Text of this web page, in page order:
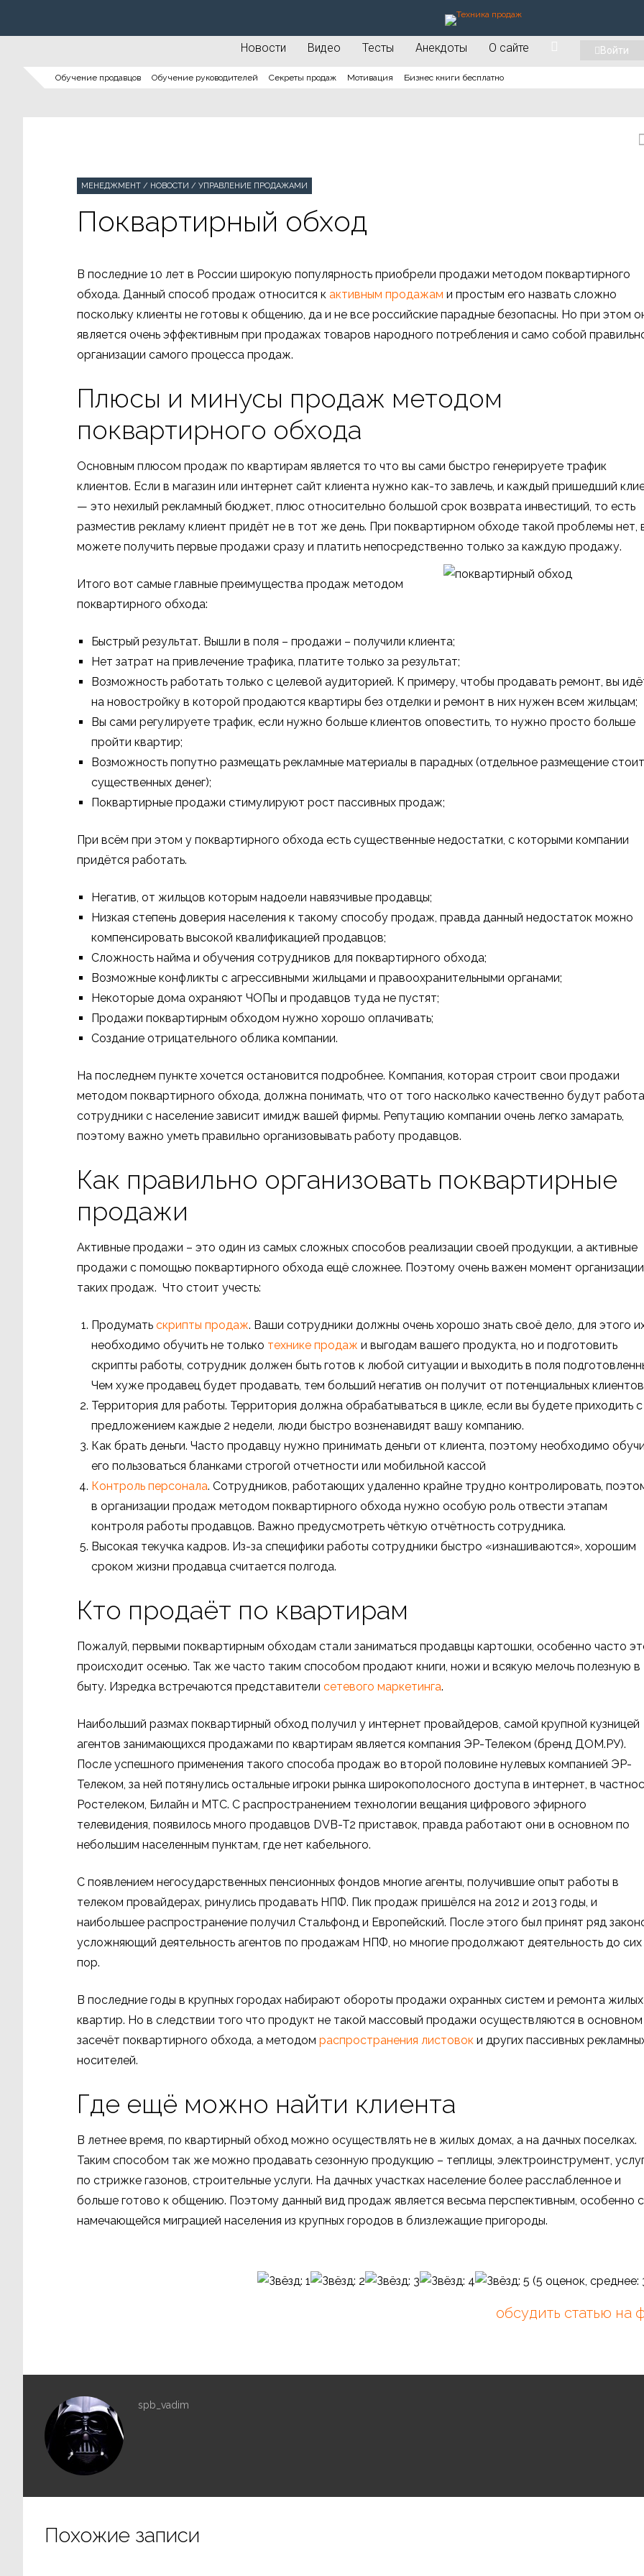
Новости Видео Тесты Анекдоты О сайте Войти
Обучение продавцов Обучение руководителей Секреты продаж Мотивация Бизнес книги бесплатно
МЕНЕДЖМЕНТ / НОВОСТИ / УПРАВЛЕНИЕ ПРОДАЖАМИ
Поквартирный обход
В последние 10 лет в России широкую популярность приобрели продажи методом поквартирного
обхода. Данный способ продаж относится к активным продажам и простым его назвать сложно
поскольку клиенты не готовы к общению, да и не все российские парадные безопасны. Но при этом
является очень эффективным при продажах товаров народного потребления и само собой
организации самого процесса продаж.
Плюсы и минусы продаж методом
поквартирного обхода
Основным плюсом продаж по квартирам является то что вы сами быстро генерируете трафик
клиентов. Если в магазин или интернет сайт клиента нужно как-то завлечь, и каждый пришедший
— это нехилый рекламный бюджет, плюс относительно большой срок возврата инвестиций, то есть
разместив рекламу клиент придёт не в тот же день. При поквартирном обходе такой проблемы нет,
можете получить первые продажи сразу и платить непосредственно только за каждую продажу.
Итого вот самые главные преимущества продаж методом
поквартирного обхода:
Быстрый результат. Вышли в поля – продажи – получили клиента;
Нет затрат на привлечение трафика, платите только за результат;
Возможность работать только с целевой аудиторией. К примеру, чтобы продавать ремонт, вы
на новостройку в которой продаются квартиры без отделки и ремонт в них нужен всем жильцам;
Вы сами регулируете трафик, если нужно больше клиентов оповестить, то нужно просто больше
пройти квартир;
Возможность попутно размещать рекламные материалы в парадных (отдельное размещение стоит
существенных денег);
Поквартирные продажи стимулируют рост пассивных продаж;
При всём при этом у поквартирного обхода есть существенные недостатки, с которыми компании
придётся работать.
Негатив, от жильцов которым надоели навязчивые продавцы;
Низкая степень доверия населения к такому способу продаж, правда данный недостаток можно
компенсировать высокой квалификацией продавцов;
Сложность найма и обучения сотрудников для поквартирного обхода;
Возможные конфликты с агрессивными жильцами и правоохранительными органами;
Некоторые дома охраняют ЧОПы и продавцов туда не пустят;
Продажи поквартирным обходом нужно хорошо оплачивать;
Создание отрицательного облика компании.
На последнем пункте хочется остановится подробнее. Компания, которая строит свои продажи
методом поквартирного обхода, должна понимать, что от того насколько качественно будут
сотрудники с население зависит имидж вашей фирмы. Репутацию компании очень легко замарать,
поэтому важно уметь правильно организовывать работу продавцов.
Как правильно организовать поквартирные
продажи
Активные продажи – это один из самых сложных способов реализации своей продукции, а активные
продажи с помощью поквартирного обхода ещё сложнее. Поэтому очень важен момент организации
таких продаж. Что стоит учесть:
Продумать скрипты продаж. Ваши сотрудники должны очень хорошо знать своё дело, для этого
необходимо обучить не только технике продаж и выгодам вашего продукта, но и подготовить
скрипты работы, сотрудник должен быть готов к любой ситуации и выходить в поля
Чем хуже продавец будет продавать, тем больший негатив он получит от потенциальных
Территория для работы. Территория должна обрабатываться в цикле, если вы будете приходить с
предложением каждые 2 недели, люди быстро возненавидят вашу компанию.
Как брать деньги. Часто продавцу нужно принимать деньги от клиента, поэтому необходимо
его пользоваться бланками строгой отчетности или мобильной кассой
Контроль персонала. Сотрудников, работающих удаленно крайне трудно контролировать,
в организации продаж методом поквартирного обхода нужно особую роль отвести этапам
контроля работы продавцов. Важно предусмотреть чёткую отчётность сотрудника.
Высокая текучка кадров. Из-за специфики работы сотрудники быстро «изнашиваются», хорошим
сроком жизни продавца считается полгода.
Кто продаёт по квартирам
Пожалуй, первыми поквартирным обходам стали заниматься продавцы картошки, особенно часто
происходит осенью. Так же часто таким способом продают книги, ножи и всякую мелочь полезную в
быту. Изредка встречаются представители сетевого маркетинга.
Наибольший размах поквартирный обход получил у интернет провайдеров, самой крупной кузницей
агентов занимающихся продажами по квартирам является компания ЭР-Телеком (бренд ДОМ.РУ).
После успешного применения такого способа продаж во второй половине нулевых компанией ЭР-
Телеком, за ней потянулись остальные игроки рынка широкополосного доступа в интернет, в
Ростелеком, Билайн и МТС. С распространением технологии вещания цифрового эфирного
телевидения, появилось много продавцов DVB-T2 приставок, правда работают они в основном по
небольшим населенным пунктам, где нет кабельного.
С появлением негосударственных пенсионных фондов многие агенты, получившие опыт работы в
телеком провайдерах, ринулись продавать НПФ. Пик продаж пришёлся на 2012 и 2013 годы, и
наибольшее распространение получил Стальфонд и Европейский. После этого был принят ряд
усложняющий деятельность агентов по продажам НПФ, но многие продолжают деятельность до сих
пор.
В последние годы в крупных городах набирают обороты продажи охранных систем и ремонта жилых
квартир. Но в следствии того что продукт не такой массовый продажи осуществляются в
засечёт поквартирного обхода, а методом распространения листовок и других пассивных
носителей.
Где ещё можно найти клиента
В летнее время, по квартирный обход можно осуществлять не в жилых домах, а на дачных поселках.
Таким способом так же можно продавать сезонную продукцию – теплицы, электроинструмент,
по стрижке газонов, строительные услуги. На дачных участках население более расслабленное и
больше готово к общению. Поэтому данный вид продаж является весьма перспективным, особенно с
намечающейся миграцией населения из крупных городов в близлежащие пригороды.
(5 оценок, среднее:
обсудить статью на
spb_vadim
Похожие записи